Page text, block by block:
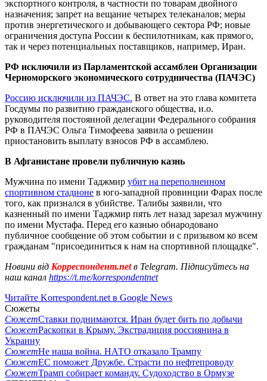
экспортного контроля, в частности по товарам двойного
назначения; запрет на вещание четырех телеканалов; меры
против энергетического и добывающего сектора РФ; новые
ограничения доступа России к беспилотникам, как прямого,
так и через потенциальных поставщиков, например, Иран.
РФ исключили из Парламентской ассамблеи Организации
Черноморского экономического сотрудничества (ПАЧЭС)
Россию исключили из ПАЧЭС. В ответ на это глава комитета
Госдумы по развитию гражданского общества, и.о.
руководителя постоянной делегации Федерального собрания
РФ в ПАЧЭС Ольга Тимофеева заявила о решении
приостановить выплату взносов РФ в ассамблею.
В Афганистане провели публичную казнь
Мужчина по имени Таджмир убит на переполненном
спортивном стадионе в юго-западной провинции Фарах после
того, как признался в убийстве. Талибы заявили, что
казненный по имени Таджмир пять лет назад зарезал мужчину
по имени Мустафа. Перед его казнью обнародовано
публичное сообщение об этом событии и с призывом ко всем
гражданам "присоединиться к нам на спортивной площадке".
Новини від Корреспондент.netв Telegram. Підписуйтесь на
наш канал https://t.me/korrespondentnet
Читайте Korrespondent.net в Google News
Сюжеты
СюжетСтавки поднимаются. Иран будет бить по добычи
СюжетРаскопки в Крыму. Экстрадиция россиянина в
Украину
СюжетНе наша война. НАТО отказало Трампу
СюжетЕС поможет Дружбе. Страсти по нефтепроводу
СюжетТрамп собирает команду. Судоходство в Ормузе